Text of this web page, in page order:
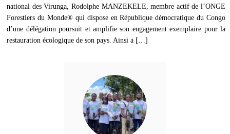
national des Virunga, Rodolphe MANZEKELE, membre actif de l’ONGE
Forestiers du Monde® qui dispose en République démocratique du Congo
d’une délégation poursuit et amplifie son engagement exemplaire pour la
restauration écologique de son pays. Ainsi a […]